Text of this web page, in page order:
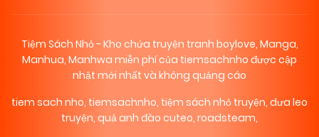
Tiệm Sách Nhỏ - Kho chứa truyện tranh boylove, Manga,
Manhua, Manhwa miễn phí của tiemsachnho được cập
nhật mới nhất và không quảng cáo
tiem sach nho, tiemsachnho, tiệm sách nhỏ truyện, dưa leo
truyện, quả anh đào cuteo, roadsteam,